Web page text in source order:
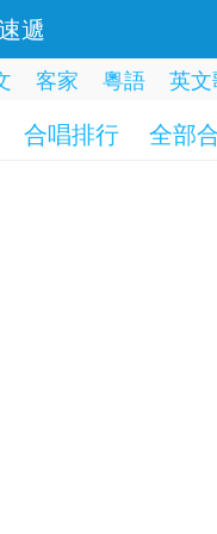
遞
客家 粵語 英
合唱排行 全部